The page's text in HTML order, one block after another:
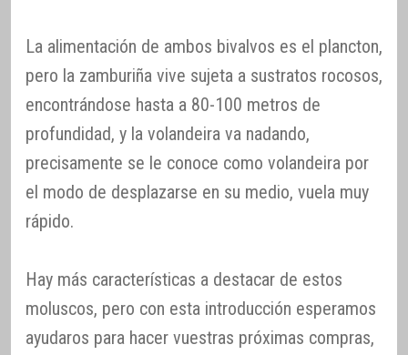
La alimentación de ambos bivalvos es el plancton,
pero la zamburiña vive sujeta a sustratos rocosos,
encontrándose hasta a 80-100 metros de
profundidad, y la volandeira va nadando,
precisamente se le conoce como volandeira por
el modo de desplazarse en su medio, vuela muy
rápido.
Hay más características a destacar de estos
moluscos, pero con esta introducción esperamos
ayudaros para hacer vuestras próximas compras,